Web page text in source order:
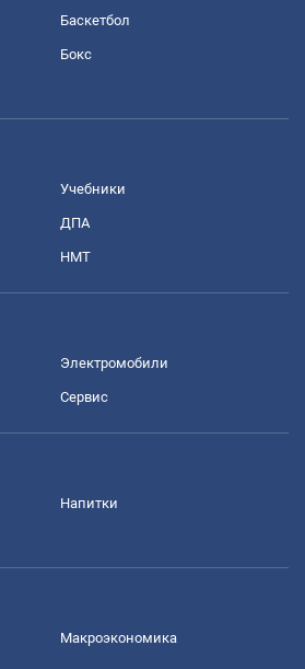
Баскетбол
Бокс
Учебники
ДПА
НМТ
Электромобили
Сервис
Напитки
Mакроэкономика